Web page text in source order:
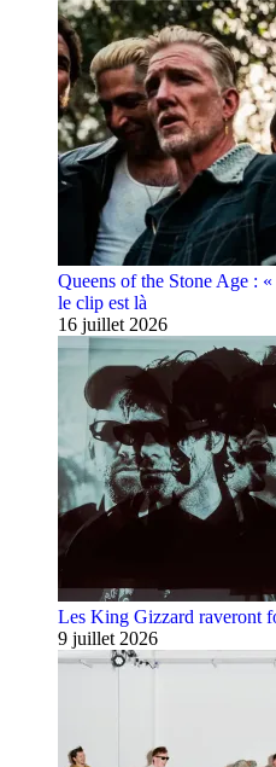
Queens of the Stone Age :
le clip est là
16 juillet 2026
Les King Gizzard raveront
9 juillet 2026